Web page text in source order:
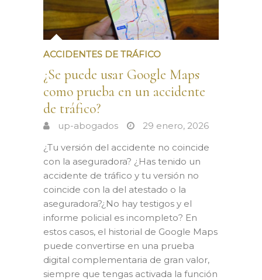
ACCIDENTES DE TRÁFICO
¿Se puede usar Google Maps
como prueba en un accidente
de tráfico?
up-abogados
29 enero, 2026
¿Tu versión del accidente no coincide
con la aseguradora? ¿Has tenido un
accidente de tráfico y tu versión no
coincide con la del atestado o la
aseguradora?¿No hay testigos y el
informe policial es incompleto? En
estos casos, el historial de Google Maps
puede convertirse en una prueba
digital complementaria de gran valor,
siempre que tengas activada la función